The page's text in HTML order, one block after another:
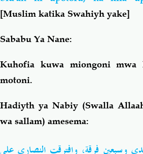
[Muslim katika Swahiyh yake]
Sababu Ya Nane:
Kuhofia kuwa miongoni mwa
motoni.
Hadiyth ya Nabiy (Swalla
wa sallam) amesema:
وسبعين فرقة، وافترقت النصارى على